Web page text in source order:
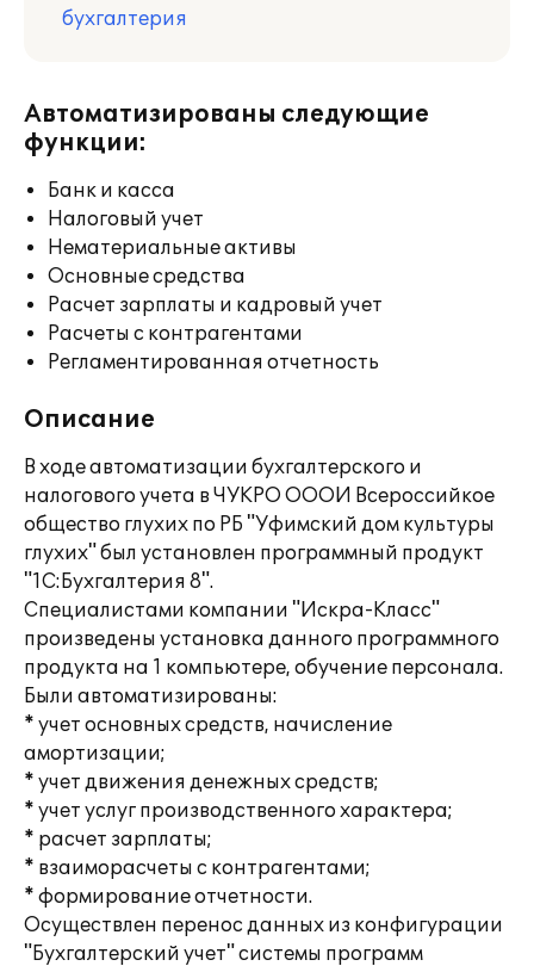
бухгалтерия
Автоматизированы следующие
функции:
Банк и касса
Налоговый учет
Нематериальные активы
Основные средства
Расчет зарплаты и кадровый учет
Расчеты с контрагентами
Регламентированная отчетность
Описание
В ходе автоматизации бухгалтерского и
налогового учета в ЧУКРО ОООИ Всероссийкое
общество глухих по РБ "Уфимский дом культуры
глухих" был установлен программный продукт
"1С:Бухгалтерия 8".
Специалистами компании "Искра-Класс"
произведены установка данного программного
продукта на 1 компьютере, обучение персонала.
Были автоматизированы:
* учет основных средств, начисление
амортизации;
* учет движения денежных средств;
* учет услуг производственного характера;
* расчет зарплаты;
* взаиморасчеты с контрагентами;
* формирование отчетности.
Осуществлен перенос данных из конфигурации
"Бухгалтерский учет" системы программ